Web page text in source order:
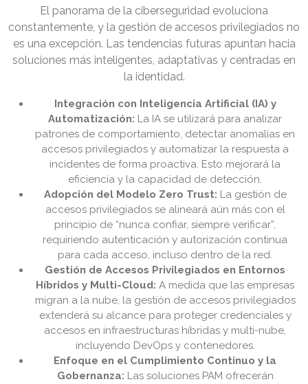
El panorama de la ciberseguridad evoluciona
constantemente, y la gestión de accesos privilegiados no
es una excepción. Las tendencias futuras apuntan hacia
soluciones más inteligentes, adaptativas y centradas en
la identidad.
Integración con Inteligencia Artificial (IA) y
Automatización: La IA se utilizará para analizar
patrones de comportamiento, detectar anomalías en
accesos privilegiados y automatizar la respuesta a
incidentes de forma proactiva. Esto mejorará la
eficiencia y la capacidad de detección.
Adopción del Modelo Zero Trust: La gestión de
accesos privilegiados se alineará aún más con el
principio de “nunca confiar, siempre verificar”,
requiriendo autenticación y autorización continua
para cada acceso, incluso dentro de la red.
Gestión de Accesos Privilegiados en Entornos
Híbridos y Multi-Cloud: A medida que las empresas
migran a la nube, la gestión de accesos privilegiados
extenderá su alcance para proteger credenciales y
accesos en infraestructuras híbridas y multi-nube,
incluyendo DevOps y contenedores.
Enfoque en el Cumplimiento Continuo y la
Gobernanza: Las soluciones PAM ofrecerán